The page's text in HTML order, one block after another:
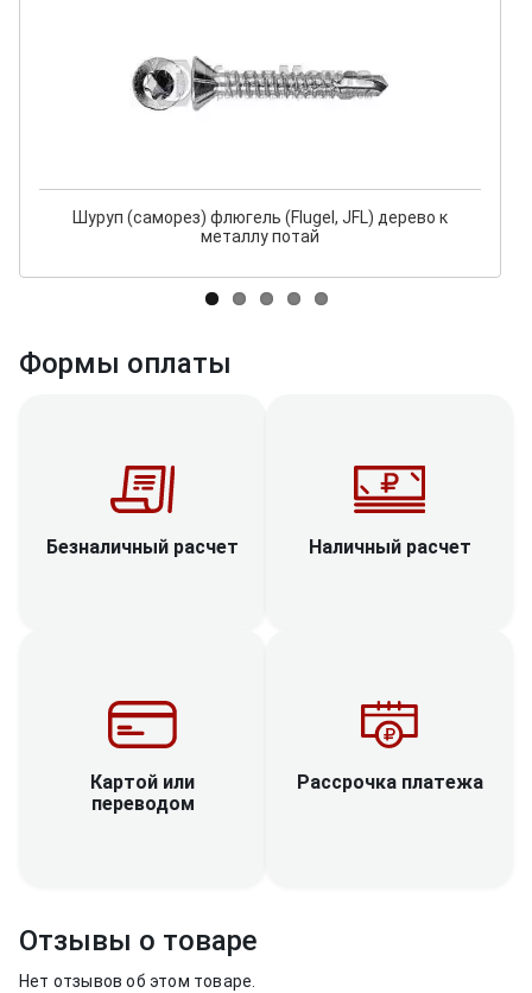
Шуруп (саморез) флюгель (Flugel, JFL) дерево к
металлу потай
Формы оплаты
Безналичный расчет Наличный расчет
Картой или
переводом
Рассрочка платежа
Отзывы о товаре
Нет отзывов об этом товаре.